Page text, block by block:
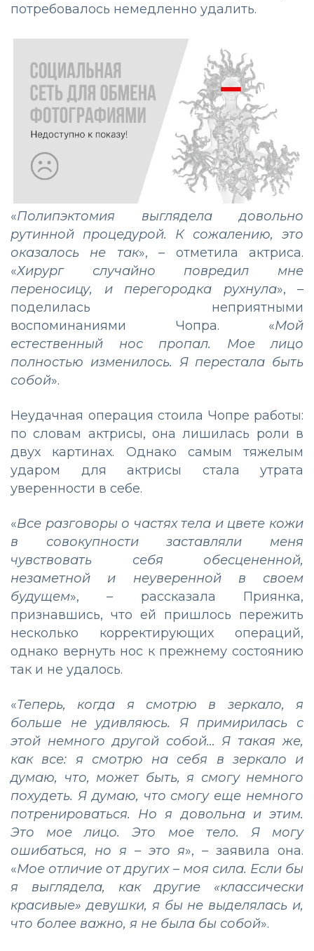
потребовалось немедленно удалить.
«Полипэктомия выглядела довольно
рутинной процедурой. К сожалению, это
оказалось не так», – отметила актриса.
«Хирург случайно повредил мне
переносицу, и перегородка рухнула», –
поделилась неприятными
воспоминаниями Чопра. «Мой
естественный нос пропал. Мое лицо
полностью изменилось. Я перестала быть
собой».
Неудачная операция стоила Чопре работы:
по словам актрисы, она лишилась роли в
двух картинах. Однако самым тяжелым
ударом для актрисы стала утрата
уверенности в себе.
«Все разговоры о частях тела и цвете кожи
в совокупности заставляли меня
чувствовать себя обесцененной,
незаметной и неуверенной в своем
будущем», – рассказала Приянка,
признавшись, что ей пришлось пережить
несколько корректирующих операций,
однако вернуть нос к прежнему состоянию
так и не удалось.
«Теперь, когда я смотрю в зеркало, я
больше не удивляюсь. Я примирилась с
этой немного другой собой… Я такая же,
как все: я смотрю на себя в зеркало и
думаю, что, может быть, я смогу немного
похудеть. Я думаю, что смогу еще немного
потренироваться. Но я довольна и этим.
Это мое лицо. Это мое тело. Я могу
ошибаться, но я – это я», – заявила она.
«Мое отличие от других – моя сила. Если бы
я выглядела, как другие «классически
красивые» девушки, я бы не выделялась и,
что более важно, я не была бы собой».